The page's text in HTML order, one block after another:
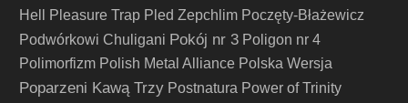
Hell
Pleasure Trap Pled Zepchlim Poczęty-Błażewicz
Podwórkowi Chuligani Pokój nr 3 Poligon nr 4
Polimorfizm Polish Metal Alliance Polska Wersja
Poparzeni Kawą Trzy Postnatura Power of Trinity